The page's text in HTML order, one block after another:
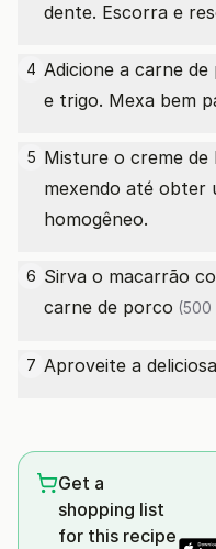
dente. Escorra e
4 Adicione a carne
e trigo. Mexa bem
5 Misture o creme
mexendo até obter
homogêneo.
6 Sirva o macarrão
carne de porco (500
7 Aproveite a
Get a
shopping list
for this recipe